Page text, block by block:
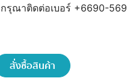
กรุณาติดต่อเบอร์ +6690-
สั่งซื้อสินค้า